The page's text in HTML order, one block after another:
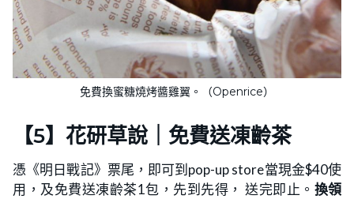
免費換蜜糖燒烤醬雞翼。（Openrice）
【5】花研草說｜免費送凍齡茶
憑《明日戰記》票尾，即可到pop-up store當現金$40使
用，及免費送凍齡茶1包，先到先得， 送完即止。 換領